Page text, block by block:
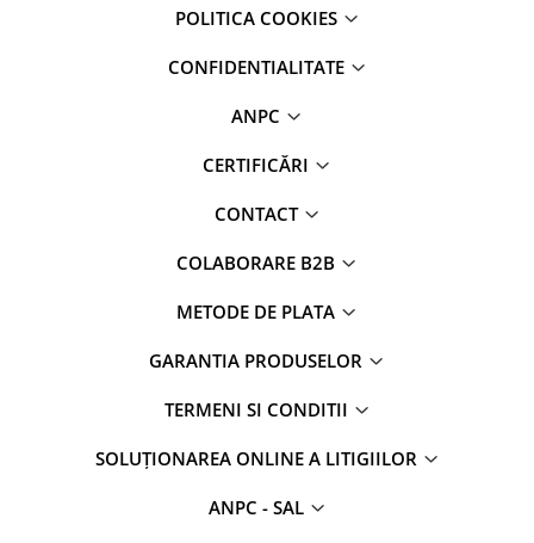
POLITICA COOKIES
CONFIDENTIALITATE
ANPC
CERTIFICĂRI
CONTACT
COLABORARE B2B
METODE DE PLATA
GARANTIA PRODUSELOR
TERMENI SI CONDITII
SOLUȚIONAREA ONLINE A LITIGIILOR
ANPC - SAL